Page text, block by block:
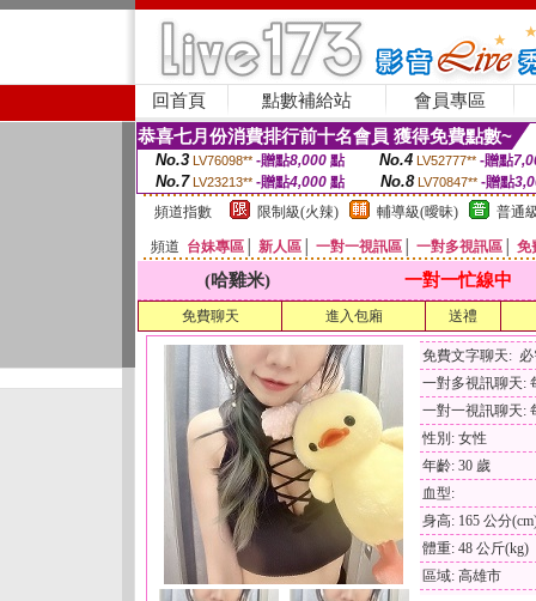
回首頁 點數補給站 會員專區
恭喜七月份消費排行前十名會員 獲得免費點數~
No.3 LV76098** -贈點8,000點 No.4 LV52777** -贈點
No.7 LV23213** -贈點4,000 點 No.8 LV70847** -贈點
頻道指數
限制級(火辣) 輔導級(曖昧) 普通
頻道 台妹專區 新人區 一對一視訊區 一對多視訊區 免
(哈雞米) 一對一忙線中
免費聊天 進入包廂 送禮
免費文字聊天:
一對多視訊聊天:
一對一視訊聊天:
性別: 女性
年齡: 30 歲
血型:
身高: 165 公分
體重: 48 公斤(kg)
區域: 高雄市